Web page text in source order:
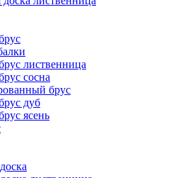
лиственница
сосна
брус
дуб
ясень